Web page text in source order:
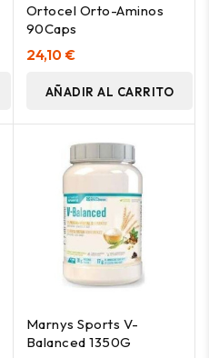
Ortocel Orto-Aminos
90Caps
24,10 €
AÑADIR AL CARRITO
Marnys Sports V-
Balanced 1350G